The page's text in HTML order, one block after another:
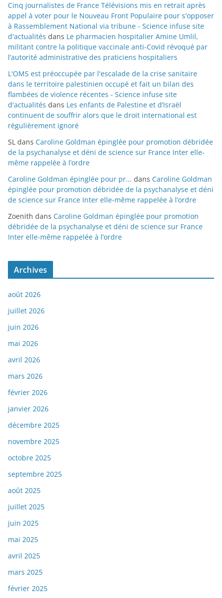
Cinq journalistes de France Télévisions mis en retrait après
appel à voter pour le Nouveau Front Populaire pour s'opposer
à Rassemblement National via tribune - Science infuse site
d'actualités dans Le pharmacien hospitalier Amine Umlil,
militant contre la politique vaccinale anti-Covid révoqué par
l’autorité administrative des praticiens hospitaliers
L'OMS est préoccupée par l'escalade de la crise sanitaire
dans le territoire palestinien occupé et fait un bilan des
flambées de violence récentes - Science infuse site
d'actualités dans Les enfants de Palestine et d’Israël
continuent de souffrir alors que le droit international est
régulièrement ignoré
SL dans Caroline Goldman épinglée pour promotion débridée
de la psychanalyse et déni de science sur France Inter elle-
même rappelée à l’ordre
Caroline Goldman épinglée pour pr... dans Caroline Goldman
épinglée pour promotion débridée de la psychanalyse et déni
de science sur France Inter elle-même rappelée à l’ordre
Zoenith dans Caroline Goldman épinglée pour promotion
débridée de la psychanalyse et déni de science sur France
Inter elle-même rappelée à l’ordre
Archives
août 2026
juillet 2026
juin 2026
mai 2026
avril 2026
mars 2026
février 2026
janvier 2026
décembre 2025
novembre 2025
octobre 2025
septembre 2025
août 2025
juillet 2025
juin 2025
mai 2025
avril 2025
mars 2025
février 2025